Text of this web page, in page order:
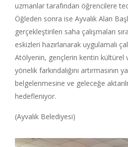
uzmanlar tarafından öğrencilere
Öğleden sonra ise Ayvalık Alan
gerçekleştirilen saha çalışmaları
eskizleri hazırlanarak uygulamalı
Atölyenin, gençlerin kentin kültürel
yönelik farkındalığını artırmasının
belgelenmesine ve geleceğe
hedefleniyor.
(Ayvalık Belediyesi)